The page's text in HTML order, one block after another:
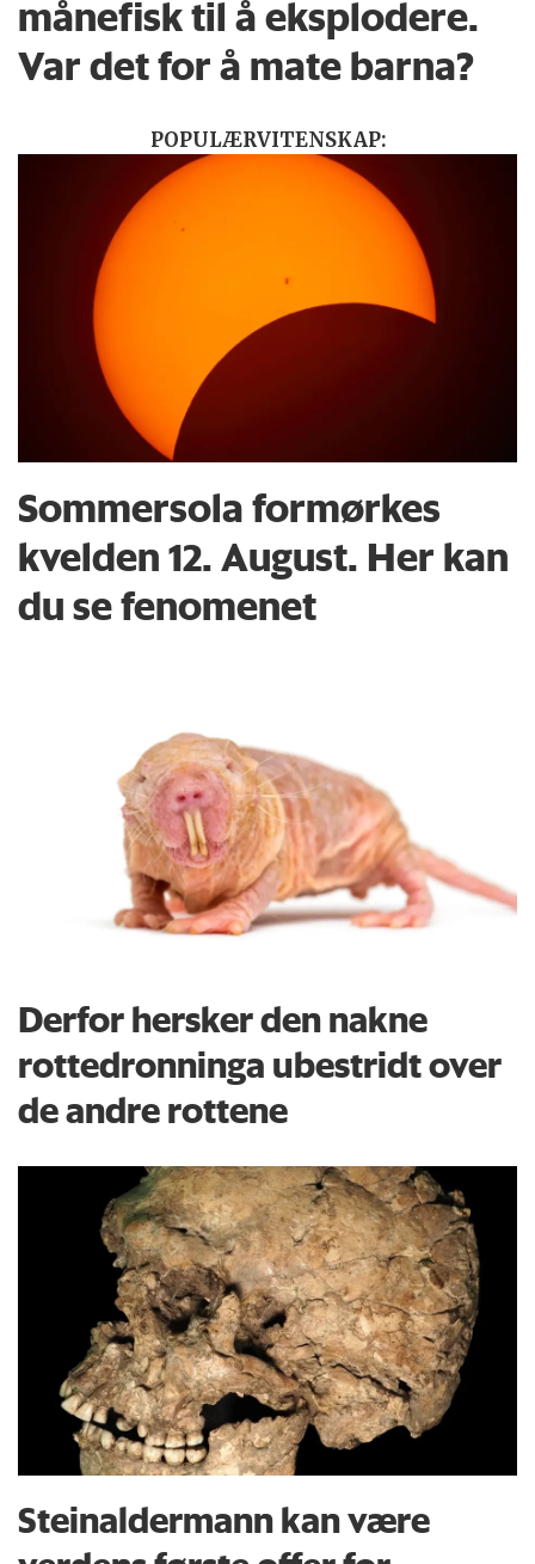
månefisk til å eksplodere.
Var det for å mate barna?
POPULÆRVITENSKAP:
Sommersola formørkes
kvelden 12. August. Her kan
du se fenomenet
Derfor hersker den nakne
rottedronninga ubestridt over
de andre rottene
Steinaldermann kan være